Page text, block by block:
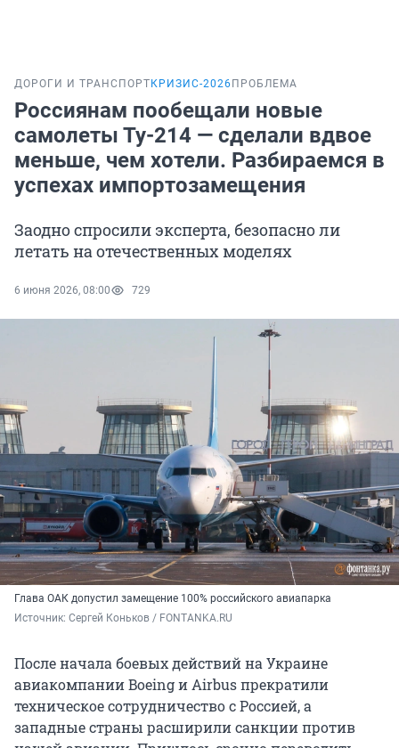
ДОРОГИ И ТРАНСПОРТ КРИЗИС-2026 ПРОБЛЕМА
Россиянам пообещали новые
самолеты Ту-214 — сделали вдвое
меньше, чем хотели. Разбираемся в
успехах импортозамещения
Заодно спросили эксперта, безопасно ли
летать на отечественных моделях
6 июня 2026, 08:00 729
Глава ОАК допустил замещение 100% российского авиапарка
Источник: Сергей Коньков / FONTANKA.RU
После начала боевых действий на Украине
авиакомпании Boeing и Airbus прекратили
техническое сотрудничество с Россией, а
западные страны расширили санкции против